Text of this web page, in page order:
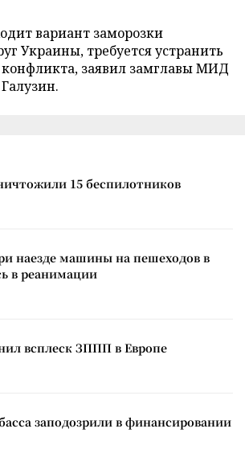
вариант заморозки
Украины, требуется устранить
заявил замглавы МИД
15 беспилотников
наезде машины на пешеходов в
в реанимации
всплеск ЗППП в Европе
заподозрили в финансировании